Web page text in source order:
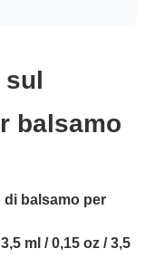
sul
balsamo
di balsamo per
3,5 ml / 0,15 oz / 3,5